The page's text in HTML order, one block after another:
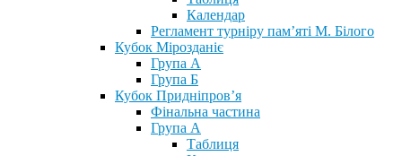
Календар
Регламент турніру пам’яті М. Білого
Кубок Мірозданіє
Група А
Група Б
Кубок Придніпров’я
Фінальна частина
Група А
Таблиця